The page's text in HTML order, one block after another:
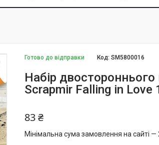
Готово до відправки Код:SM5800016
Набір
Scrapmir Falling in
83 ₴
Мінімальна сума замовлення на сайті —